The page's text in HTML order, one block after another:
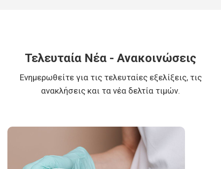
Τελευταία Νέα - Ανακοινώσεις
Ενημερωθείτε για τις τελευταίες εξελίξεις, τις
ανακλήσεις και τα νέα δελτία τιμών.